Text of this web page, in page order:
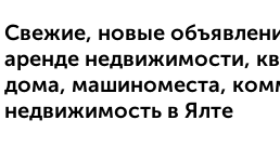
Свежие, новые
аренде недвижимости,
дома, машиноместа,
недвижимость в Ялте